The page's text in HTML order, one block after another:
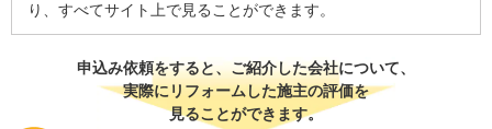
り、すべてサイト上で見ることができます。
申込み依頼をすると、ご紹介した会社について、
実際にリフォームした施主の評価を
見ることができます。